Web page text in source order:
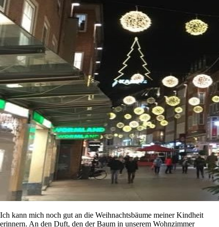
Ich kann mich noch gut an die Weihnachtsbäume meiner Kindheit
erinnern. An den Duft, den der Baum in unserem Wohnzimmer